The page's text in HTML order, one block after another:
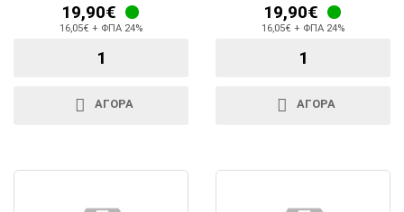
19,90€
16,05€ + ΦΠΑ 24%
ΑΓΟΡΑ
19,90€
16,05€ + ΦΠΑ 24%
ΑΓΟΡΑ